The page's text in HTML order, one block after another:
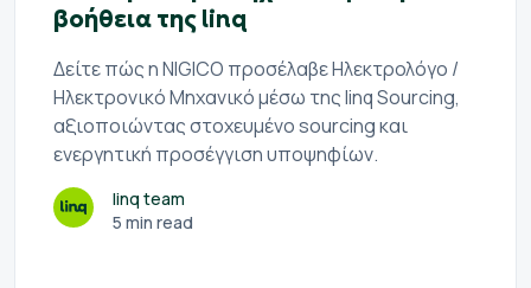
βοήθεια της linq
Δείτε πώς η NIGICO προσέλαβε Ηλεκτρολόγο /
Ηλεκτρονικό Μηχανικό μέσω της linq Sourcing,
αξιοποιώντας στοχευμένο sourcing και
ενεργητική προσέγγιση υποψηφίων.
linq team
5 min read